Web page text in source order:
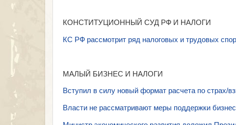
КОНСТИТУЦИОННЫЙ СУД РФ И НАЛОГИ
КС РФ рассмотрит ряд налоговых и трудовых
МАЛЫЙ БИЗНЕС И НАЛОГИ
Вступил в силу новый формат расчета по страх/
Власти не рассматривают меры поддержки